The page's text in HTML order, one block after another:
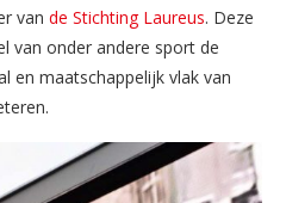
van de Stichting Laureus. Deze
van onder andere sport de
en maatschappelijk vlak van